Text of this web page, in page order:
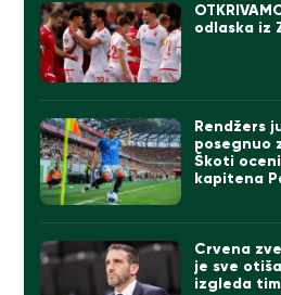
odlaska iz
Rendžers
posegnuo
Škoti
kapitena
Crvena
je sve
izgleda tim